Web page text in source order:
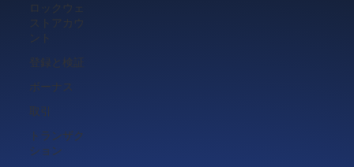
ロックウェ
ストアカウ
ント
登録と検証
ボーナス
取引
トランザク
ション